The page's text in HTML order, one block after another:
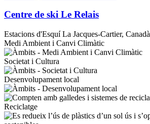
Centre de ski Le Relais
Estacions d'Esquí La Jacques-Cartier, Canadà
Medi Ambient i Canvi Climàtic
Societat i Cultura
Desenvolupament local
Reciclatge